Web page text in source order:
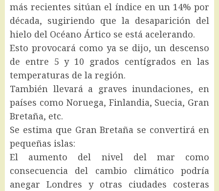
más recientes sitúan el índice en un 14% por
década, sugiriendo que la desaparición del
hielo del Océano Ártico se está acelerando.
Esto provocará como ya se dijo, un descenso
de entre 5 y 10 grados centígrados en las
temperaturas de la región.
También llevará a graves inundaciones, en
países como Noruega, Finlandia, Suecia, Gran
Bretaña, etc.
Se estima que Gran Bretaña se convertirá en
pequeñas islas:
El aumento del nivel del mar como
consecuencia del cambio climático podría
anegar Londres y otras ciudades costeras